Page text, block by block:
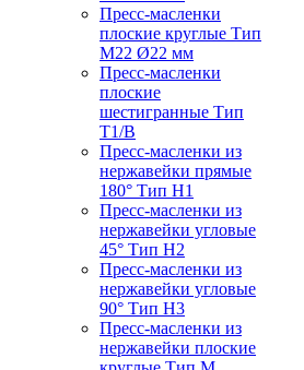
Пресс-масленки
плоские круглые Тип
M22 Ø22 мм
Пресс-масленки
плоские
шестигранные Тип
T1/B
Пресс-масленки из
нержавейки прямые
180° Тип H1
Пресс-масленки из
нержавейки угловые
45° Тип H2
Пресс-масленки из
нержавейки угловые
90° Тип H3
Пресс-масленки из
нержавейки плоские